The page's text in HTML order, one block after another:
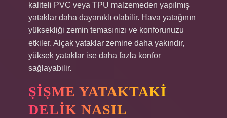
kaliteli PVC veya TPU malzemeden yapılmış
yataklar daha dayanıklı olabilir. Hava yatağının
yüksekliği zemin temasınızı ve konforunuzu
etkiler. Alçak yataklar zemine daha yakındır,
yüksek yataklar ise daha fazla konfor
sağlayabilir.
ŞIŞME YATAKTAKI
DELIK NASIL